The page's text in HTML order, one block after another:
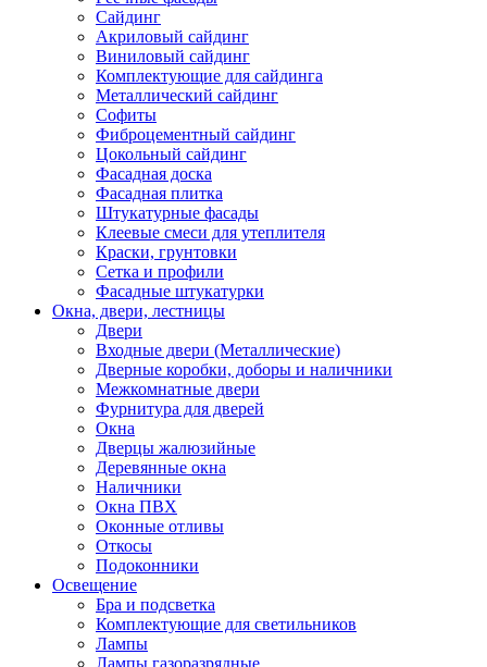
Сайдинг
Акриловый сайдинг
Виниловый сайдинг
Комплектующие для сайдинга
Металлический сайдинг
Софиты
Фиброцементный сайдинг
Цокольный сайдинг
Фасадная доска
Фасадная плитка
Штукатурные фасады
Клеевые смеси для утеплителя
Краски, грунтовки
Сетка и профили
Фасадные штукатурки
Окна, двери, лестницы
Двери
Входные двери (Металлические)
Дверные коробки, доборы и наличники
Межкомнатные двери
Фурнитура для дверей
Окна
Дверцы жалюзийные
Деревянные окна
Наличники
Окна ПВХ
Оконные отливы
Откосы
Подоконники
Освещение
Бра и подсветка
Комплектующие для светильников
Лампы
Лампы газоразрядные